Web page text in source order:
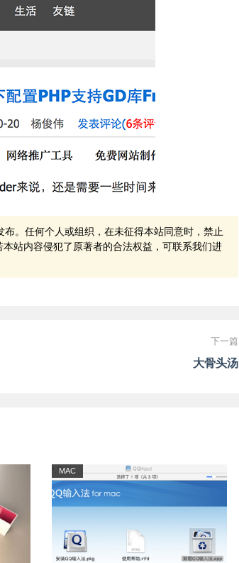
布。任何个人或组织，在未征得本站同意时，禁止
站内容侵犯了原著者的合法权益，可联系我们进
下一篇
大骨头汤
MAC